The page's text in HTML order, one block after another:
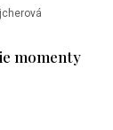
momenty